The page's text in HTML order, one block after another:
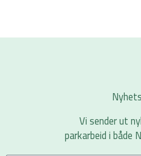
Vi sender ut
parkarbeid i både